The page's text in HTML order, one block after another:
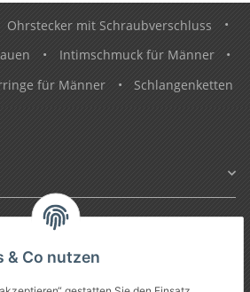
& Co nutzen
Ohrstecker mit Schraubverschluss
•
• Intimschmuck für Männer
•
für Männer • Schlangenketten